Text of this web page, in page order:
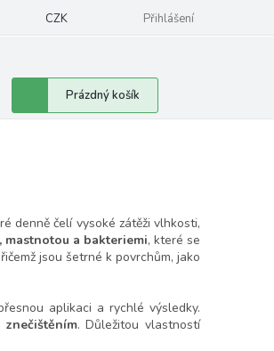
CZK Přihlášení
Nákupní
košík
Prázdný košík
denně čelí vysoké zátěži vlhkosti,
mastnotou a bakteriemi, které se
jsou šetrné k povrchům, jako
aplikaci a rychlé výsledky.
. Důležitou vlastností